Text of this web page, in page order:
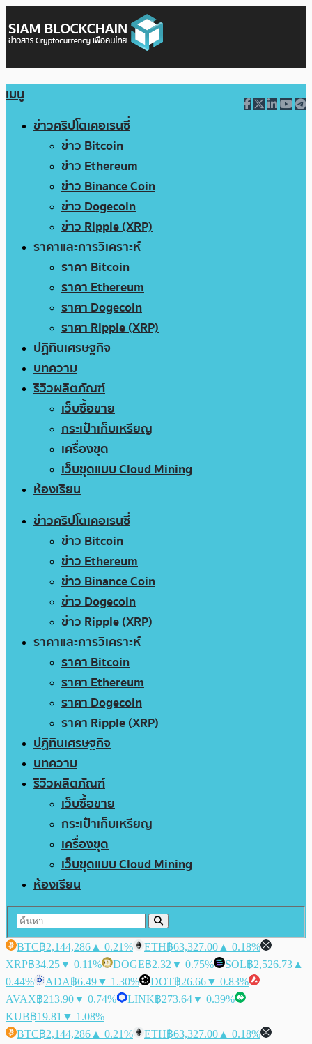
เมนู
ข่าวคริปโตเคอเรนซี่
ข่าว Bitcoin
ข่าว Ethereum
ข่าว Binance Coin
ข่าว Dogecoin
ข่าว Ripple (XRP)
ราคาและการวิเคราะห์
ราคา Bitcoin
ราคา Ethereum
ราคา Dogecoin
ราคา Ripple (XRP)
ปฏิทินเศรษฐกิจ
บทความ
รีวิวผลิตภัณฑ์
เว็บซื้อขาย
กระเป๋าเก็บเหรียญ
เครื่องขุด
เว็บขุดแบบ Cloud Mining
ห้องเรียน
ข่าวคริปโตเคอเรนซี่
ข่าว Bitcoin
ข่าว Ethereum
ข่าว Binance Coin
ข่าว Dogecoin
ข่าว Ripple (XRP)
ราคาและการวิเคราะห์
ราคา Bitcoin
ราคา Ethereum
ราคา Dogecoin
ราคา Ripple (XRP)
ปฏิทินเศรษฐกิจ
บทความ
รีวิวผลิตภัณฑ์
เว็บซื้อขาย
กระเป๋าเก็บเหรียญ
เครื่องขุด
เว็บขุดแบบ Cloud Mining
ห้องเรียน
BTC฿2,144,286 ▲ 0.21% ETH฿63,327.00 ▲ 0.18%
XRP฿34.25▼ 0.11% DOGE฿2.32 ▼ 0.75% SOL฿2,526.73 ▲
0.44%
ADA฿6.49▼ 1.30% DOT฿26.66▼ 0.83%
AVAX฿213.90▼ 0.74% LINK฿273.64▼ 0.39%
KUB฿19.81 ▼ 1.08%
BTC฿2,144,286 ▲ 0.21% ETH฿63,327.00 ▲ 0.18%